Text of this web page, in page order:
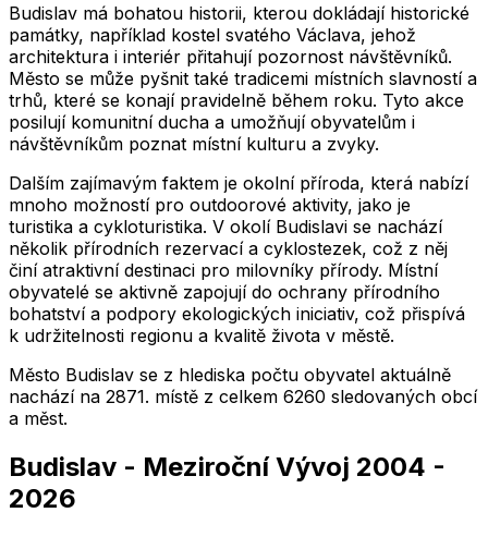
Budislav má bohatou historii, kterou dokládají historické
památky, například kostel svatého Václava, jehož
architektura i interiér přitahují pozornost návštěvníků.
Město se může pyšnit také tradicemi místních slavností a
trhů, které se konají pravidelně během roku. Tyto akce
posilují komunitní ducha a umožňují obyvatelům i
návštěvníkům poznat místní kulturu a zvyky.
Dalším zajímavým faktem je okolní příroda, která nabízí
mnoho možností pro outdoorové aktivity, jako je
turistika a cykloturistika. V okolí Budislavi se nachází
několik přírodních rezervací a cyklostezek, což z něj
činí atraktivní destinaci pro milovníky přírody. Místní
obyvatelé se aktivně zapojují do ochrany přírodního
bohatství a podpory ekologických iniciativ, což přispívá
k udržitelnosti regionu a kvalitě života v městě.
Město Budislav se z hlediska počtu obyvatel aktuálně
nachází na 2871. místě z celkem 6260 sledovaných obcí
a měst.
Budislav - Meziroční Vývoj 2004 -
2026